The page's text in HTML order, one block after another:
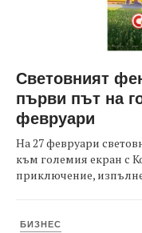
Световният
първи път на
февруари
На 27 февруари
към големия екран с
приключение,
БИЗНЕС